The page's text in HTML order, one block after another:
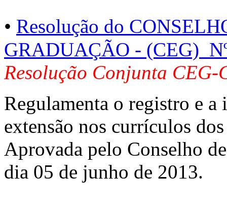
• Resolução do
GRADUAÇÃO - (CEG)
Resolução Conjunta CEG-
Regulamenta o registro e a
extensão nos currículos
Aprovada pelo Conselho
dia 05 de junho de 2013.